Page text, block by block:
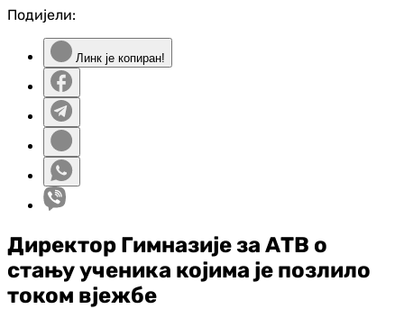
Подијели:
Линк је копиран!
Директор Гимназије за АТВ о
стању ученика којима је позлило
током вјежбе